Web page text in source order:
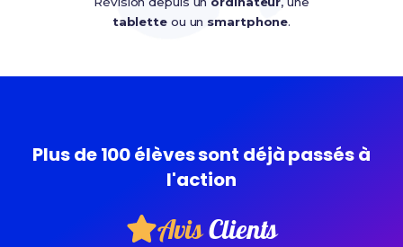
tabletteou un smartphone.
Plus de 100 élèves sont déjà passés à
l'action
AvisClients